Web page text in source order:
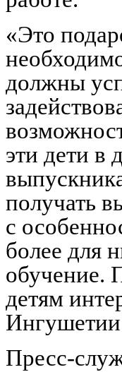
«Это
должны
эти дети в
получать
с
более для
обучение.
детям
Пресс-